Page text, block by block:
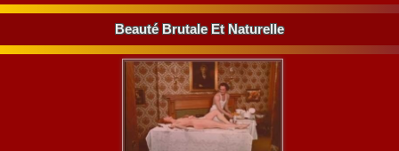
Beauté Brutale Et Naturelle